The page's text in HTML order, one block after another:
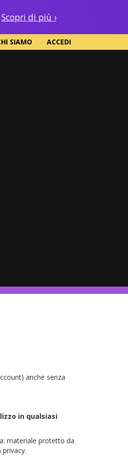
Scopri di più ›
SIAMO ACCEDI
anche senza
in qualsiasi
materiale protetto da